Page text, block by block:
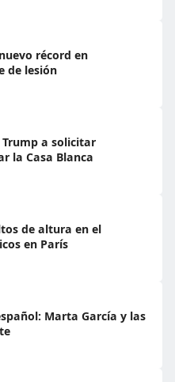
récord en
de lesión
Trump a solicitar
la Casa Blanca
de altura en el
en París
Marta García y las